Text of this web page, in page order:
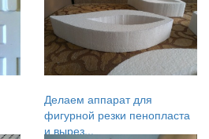
Делаем аппарат для
фигурной резки пенопласта
и вырез...